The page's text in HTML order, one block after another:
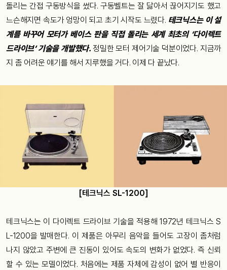
돌리는 간접 구동방식을 썼다. 구동벨트는 잘 닳아서 끊어지기도 했고
느슨해지면 속도가 엉망이 되고 초기 시작도 느렸다. 테크닉스는 이 설
계를 바꾸어 모터가 베이스 판을 직접 돌리는 세계 최초의‘다이렉트
드라이브‘기술을 개발했다.정밀한 모터 제어기술 덕분이었다. 지금까
지 좀 어려운 얘기를 해서 지루했을 거다. 이제 다 끝났다.
[테크닉스 SL-1200]
테크닉스는 이 다이렉트 드라이브 기술을 적용해 1972년 테크닉스 S
L-1200을 발매한다. 이 제품은 아무리 음악을 들어도 고장이 좀처럼
나지 않았고 주변에 큰 진동이 있어도 속도의 변화가 없었다. 즉 신뢰
할 수 있는 모델이었다. 처음에는 제품 자체에 감성이 없어 별 반응이